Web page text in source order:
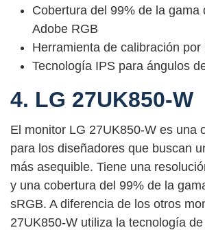
Cobertura del 99% de la gama
Adobe RGB
Herramienta de calibración por
Tecnología IPS para ángulos
4. LG 27UK850-W
El monitor LG 27UK850-W es una
para los diseñadores que buscan
más asequible. Tiene una
y una cobertura del 99% de la
sRGB. A diferencia de los otros
27UK850-W utiliza la tecnología